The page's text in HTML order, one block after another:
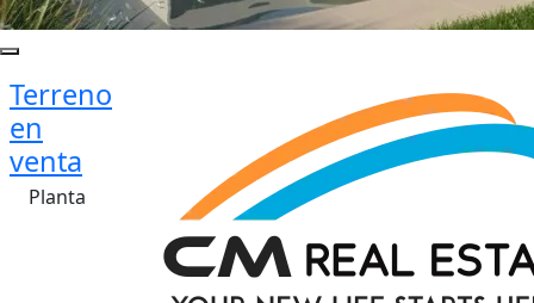
Terreno
en
venta
Planta